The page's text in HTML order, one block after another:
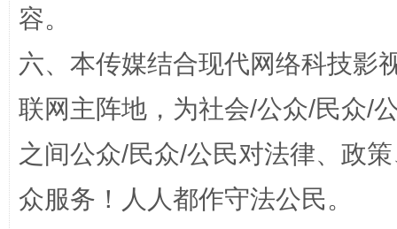
今
容。
六、本传媒结合现代网络科技影
联网主阵地，为社会/公众/民众/
之间公众/民众/公民对法律、政
众服务！人人都作守法公民。